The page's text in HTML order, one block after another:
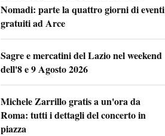
Nomadi: parte la quattro giorni di eventi
gratuiti ad Arce
Sagre e mercatini del Lazio nel weekend
dell'8 e 9 Agosto 2026
Michele Zarrillo gratis a un'ora da
Roma: tutti i dettagli del concerto in
piazza